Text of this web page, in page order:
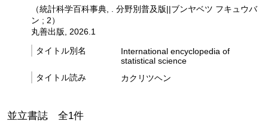
（統計科学百科事典, . 分野別普及版||ブンヤベツ フキュウバ
ン ; 2）
丸善出版, 2026.1
タイトル別名
International encyclopedia of
statistical science
タイトル読み
カクリツヘン
並立書誌 全1件